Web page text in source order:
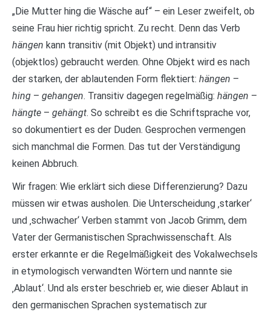
„Die Mutter hing die Wäsche auf“ – ein Leser zweifelt, ob
seine Frau hier richtig spricht. Zu recht. Denn das Verb
hängen kann transitiv (mit Objekt) und intransitiv
(objektlos) gebraucht werden. Ohne Objekt wird es nach
der starken, der ablautenden Form flektiert: hängen –
hing – gehangen. Transitiv dagegen regelmäßig: hängen –
hängte – gehängt. So schreibt es die Schriftsprache vor,
so dokumentiert es der Duden. Gesprochen vermengen
sich manchmal die Formen. Das tut der Verständigung
keinen Abbruch.
Wir fragen: Wie erklärt sich diese Differenzierung? Dazu
müssen wir etwas ausholen. Die Unterscheidung ‚starker‘
und ‚schwacher‘ Verben stammt von Jacob Grimm, dem
Vater der Germanistischen Sprachwissenschaft. Als
erster erkannte er die Regelmäßigkeit des Vokalwechsels
in etymologisch verwandten Wörtern und nannte sie
‚Ablaut‘. Und als erster beschrieb er, wie dieser Ablaut in
den germanischen Sprachen systematisch zur